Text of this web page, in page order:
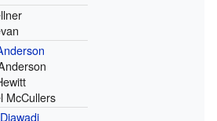
McCullers